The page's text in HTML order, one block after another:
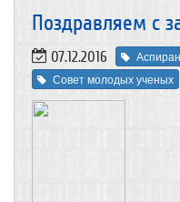
Поздравляем с
07.12.2016
Совет молодых ученых